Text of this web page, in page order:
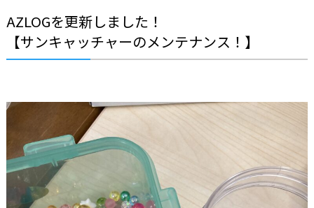
AZLOGを更新しました！
【サンキャッチャーのメンテナンス！】